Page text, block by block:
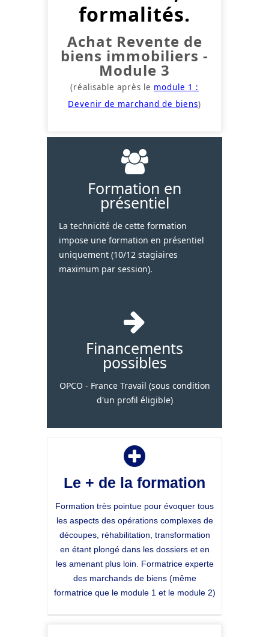
formalités.
Achat Revente de
biens immobiliers -
Module 3
(réalisable après le module 1 :
Devenir de marchand de biens)
Formation en
présentiel
La technicité de cette formation
impose une formation en présentiel
uniquement (10/12 stagiaires
maximum par session).
Financements
possibles
OPCO - France Travail (sous condition
d'un profil éligible)
Le + de la formation
Formation très pointue pour évoquer tous
les aspects des opérations complexes de
découpes, réhabilitation, transformation
en étant plongé dans les dossiers et en
les amenant plus loin. Formatrice experte
des marchands de biens (même
formatrice que le module 1 et le module 2)